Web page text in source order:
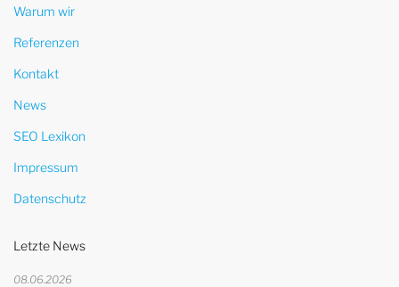
Warum wir
Referenzen
Kontakt
News
SEO Lexikon
Impressum
Datenschutz
Letzte News
08.06.2026